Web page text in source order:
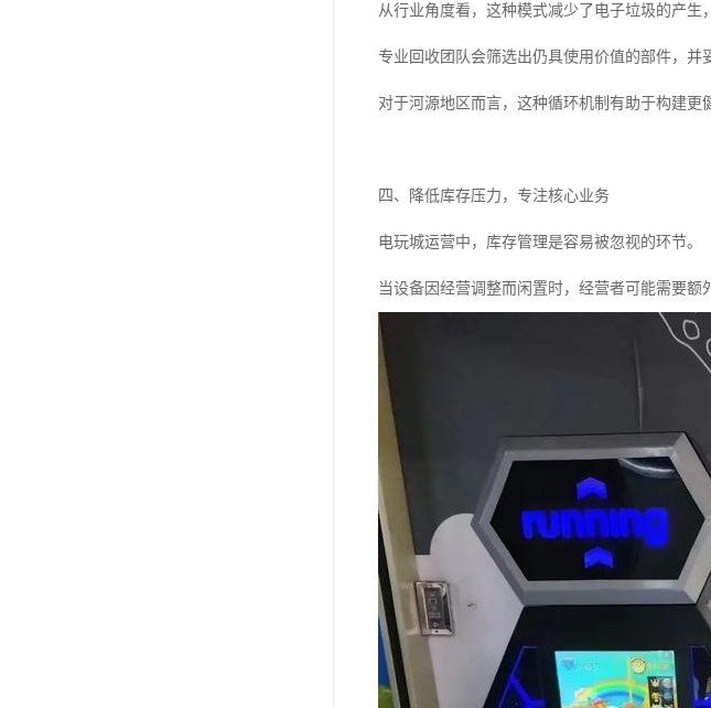
从行业角度看，这种模式减少了电子垃圾的产生
专业回收团队会筛选出仍具使用价值的部件，并
对于河源地区而言，这种循环机制有助于构建更
四、降低库存压力，专注核心业务
电玩城运营中，库存管理是容易被忽视的环节。
当设备因经营调整而闲置时，经营者可能需要额